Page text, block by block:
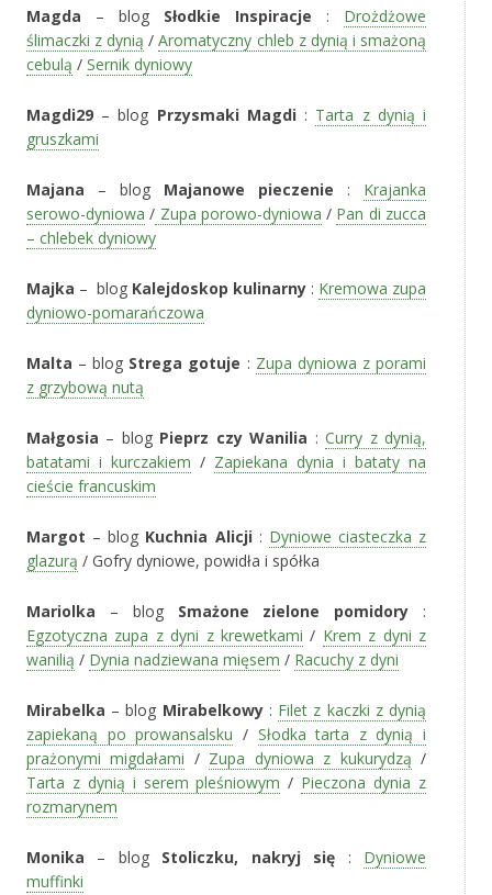
Magda – blog Słodkie Inspiracje : Drożdżowe
ślimaczki z dynią /Aromatyczny chleb z dynią i smażoną
cebulą / Sernik dyniowy
Magdi29 – blog Przysmaki Magdi: Tarta z dynią i
gruszkami
Majana – blog Majanowe pieczenie : Krajanka
serowo-dyniowa / Zupa porowo-dyniowa / Pan di zucca
– chlebek dyniowy
Majka – blog Kalejdoskop kulinarny : Kremowa zupa
dyniowo-pomarańczowa
Malta – blog Strega gotuje : Zupa dyniowa z porami
z grzybową nutą
Małgosia – blog Pieprz czy Wanilia :Curry z dynią,
batatami i kurczakiem / Zapiekana dynia i bataty na
cieście francuskim
Margot – blog Kuchnia Alicji: Dyniowe ciasteczka z
glazurą / Gofry dyniowe, powidła i spółka
Mariolka – blog Smażone zielone pomidory :
Egzotyczna zupa z dyni z krewetkami / Krem z dyni z
wanilią / Dynia nadziewana mięsem / Racuchy z dyni
Mirabelka – blog Mirabelkowy: Filet z kaczki z dynią
zapiekaną po prowansalsku / Słodka tarta z dynią i
prażonymi migdałami / Zupa dyniowa z kukurydzą /
Tarta z dynią i serem pleśniowym / Pieczona dynia z
rozmarynem
Monika – blog Stoliczku, nakryj się : Dyniowe
muffinki